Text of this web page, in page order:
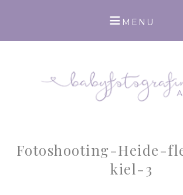
Fotoshooting-Heide-
kiel-3